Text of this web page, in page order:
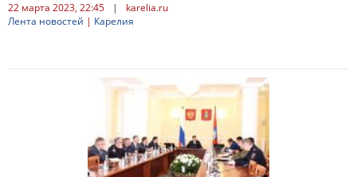
22 марта 2023, 22:45 |
karelia.ru
Лента новостей | Карелия